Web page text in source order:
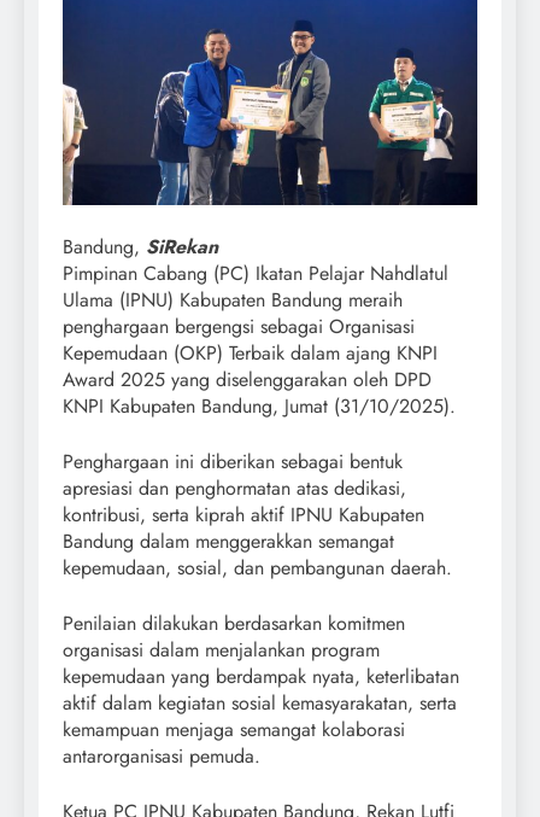
Bandung, SiRekan
Pimpinan Cabang (PC) Ikatan Pelajar Nahdlatul
Ulama (IPNU) Kabupaten Bandung meraih
penghargaan bergengsi sebagai Organisasi
Kepemudaan (OKP) Terbaik dalam ajang KNPI
Award 2025 yang diselenggarakan oleh DPD
KNPI Kabupaten Bandung, Jumat (31/10/2025).
Penghargaan ini diberikan sebagai bentuk
apresiasi dan penghormatan atas dedikasi,
kontribusi, serta kiprah aktif IPNU Kabupaten
Bandung dalam menggerakkan semangat
kepemudaan, sosial, dan pembangunan daerah.
Penilaian dilakukan berdasarkan komitmen
organisasi dalam menjalankan program
kepemudaan yang berdampak nyata, keterlibatan
aktif dalam kegiatan sosial kemasyarakatan, serta
kemampuan menjaga semangat kolaborasi
antarorganisasi pemuda.
Ketua PC IPNU Kabupaten Bandung, Rekan Lutfi